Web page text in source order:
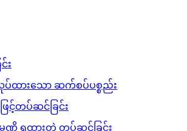
း
ပ်ထားသော ဆက်စပ်ပစ္စည်း
ြင့်တပ်ဆင်ခြင်း
မဏိ ရထားတွဲ တပ်ဆင်ခြင်း